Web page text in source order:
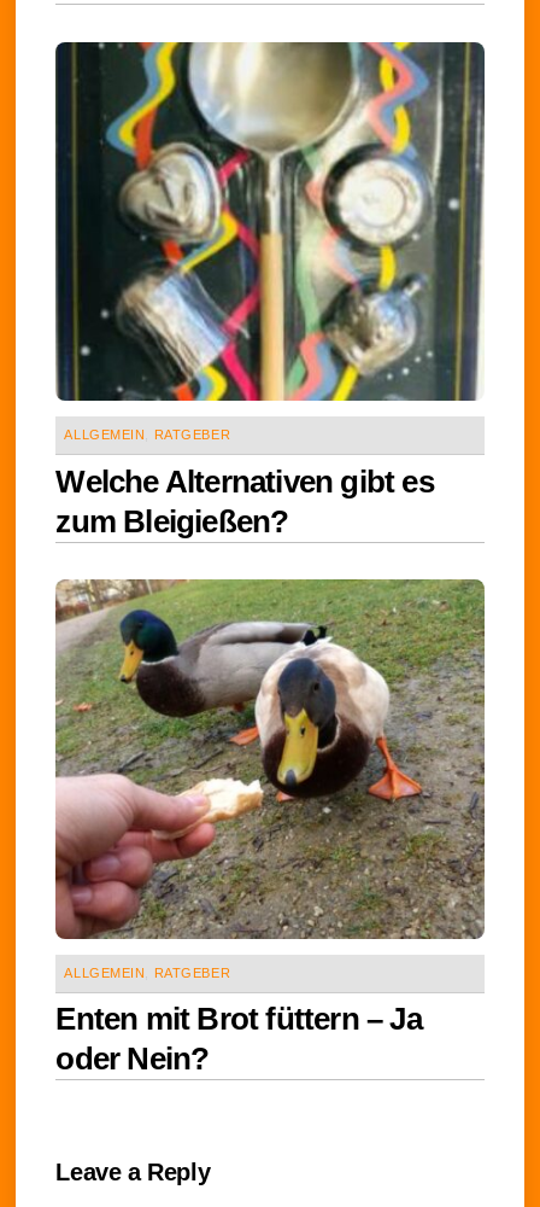
ALLGEMEIN RATGEBER
Welche Alternativen gibt es
zum Bleigießen?
ALLGEMEIN RATGEBER
Enten mit Brot füttern – Ja
oder Nein?
Leave a Reply